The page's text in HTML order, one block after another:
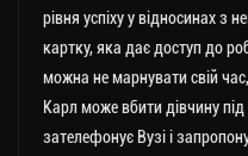
рівня успіху у відносинах
картку, яка дає доступ до
можна не марнувати свій
Карл може вбити дівчину
зателефонує Вузі і